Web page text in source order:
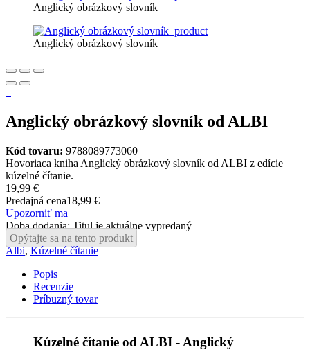
Anglický obrázkový slovník
Anglický obrázkový slovník
Anglický obrázkový slovník od ALBI
Kód tovaru: 9788089773060
Hovoriaca kniha Anglický obrázkový slovník od ALBI z edície
kúzelné čítanie.
19,99 €
Predajná cena18,99 €
Upozorniť ma
Doba dodania: Titul je aktuálne vypredaný
Opýtajte sa na tento produkt
Albi,Kúzelné čítanie
Popis
Recenzie
Príbuzný tovar
Kúzelné čítanie od ALBI - Anglický